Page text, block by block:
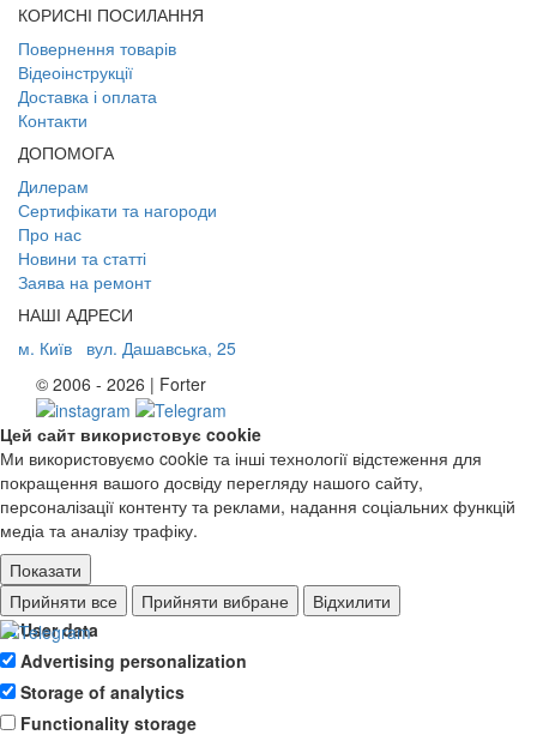
КОРИСНІ ПОСИЛАННЯ
Повернення товарів
Відеоінструкції
Доставка і оплата
Контакти
ДОПОМОГА
Дилерам
Сертифікати та нагороди
Про нас
Новини та статті
Заява на ремонт
НАШІ АДРЕСИ
м. Київ
вул. Дашавська, 25
© 2006 - 2026 | Forter
Цей сайт використовує cookie
Ми використовуємо cookie та інші технології відстеження для
покращення вашого досвіду перегляду нашого сайту,
персоналізації контенту та реклами, надання соціальних функцій
медіа та аналізу трафіку.
Показати
Ad storage
User data
Advertising personalization
Storage of analytics
Functionality storage
Прийняти все Прийняти вибране Відхилити